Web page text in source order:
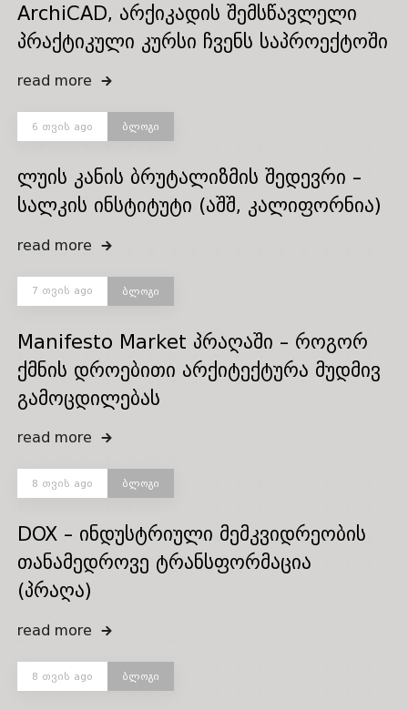
ArchiCAD, არქიკადის შემსწავლელი
პრაქტიკული კურსი ჩვენს საპროექტოში
read more
6 თვის ago ბლოგი
ლუის კანის ბრუტალიზმის შედევრი –
სალკის ინსტიტუტი (აშშ, კალიფორნია)
read more
7 თვის ago ბლოგი
Manifesto Market პრაღაში – როგორ
ქმნის დროებითი არქიტექტურა მუდმივ
გამოცდილებას
read more
8 თვის ago ბლოგი
DOX – ინდუსტრიული მემკვიდრეობის
თანამედროვე ტრანსფორმაცია
(პრაღა)
read more
8 თვის ago ბლოგი